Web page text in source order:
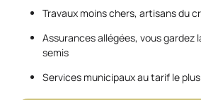
Travaux moins chers, artisans du
Assurances allégées, vous gardez
semis
Services municipaux au tarif le